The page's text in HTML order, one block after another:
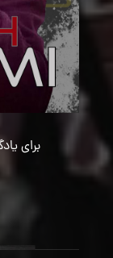
برای